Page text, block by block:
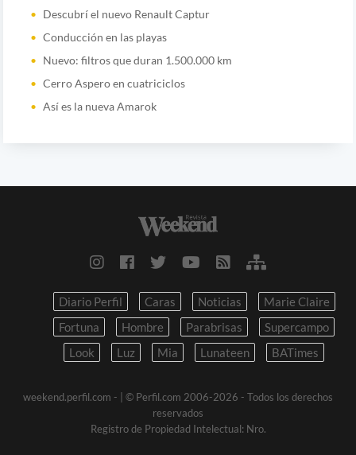
Descubrí el nuevo Renault Captur
Conducción en las playas
Nuevo: filtros que duran 1.500.000 km
Cerro Aspero en cuatriciclos
Así es la nueva Amarok
Diario Perfil Caras Noticias
Marie Claire
Fortuna
Hombre Parabrisas
Supercampo
Look
Luz Mia Lunateen BATimes
weekend.perfil.com -
| © Perfil.com 2006-2026 - Todos los derechos
reservados
Registro de Propiedad Intelectual: Nro.